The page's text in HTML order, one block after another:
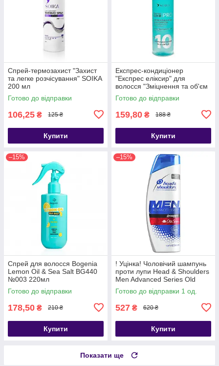
Спрей-термозахист "Захист
та легке розчісування" SOIKA
200 мл
Готово до відправки
106,25 ₴ 125 ₴
Купити
Експрес-кондиціонер
"Експрес еліксир" для
волосся "Зміцнення та об'єм
Soika 200 мл
Готово до відправки
159,80 ₴ 188 ₴
Купити
–15%
Спрей для волосся Bogenia
Lemon Oil & Sea Salt BG440
№003 220мл
Готово до відправки
178,50 ₴ 210 ₴
Купити
–15%
! Уцінка! Чоловічий шампунь
проти лупи Head & Shoulders
Men Advanced Series Old
Spice Swagger 370 мл (США)
Готово до відправки 1 од.
527 ₴ 620 ₴
Купити
Показати ще